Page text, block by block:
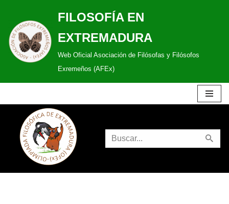
Saltar
al
contenido
FILOSOFÍA EN
EXTREMADURA
Web Oficial Asociación de Filósofas y Filósofos
Exremeños (AFEx)